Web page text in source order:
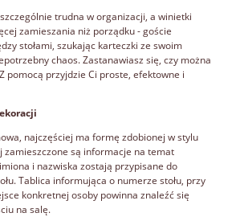
trudna w organizacji, a winietki
zamieszania niż porządku - goście
stołami, szukając karteczki ze swoim
chaos. Zastanawiasz się, czy można
pomocą przyjdzie Ci proste, efektowne i
najczęściej ma formę zdobionej w stylu
zamieszczone są informacje na temat
i nazwiska zostają przypisane do
Tablica informująca o numerze stołu, przy
konkretnej osoby powinna znaleźć się
na salę.